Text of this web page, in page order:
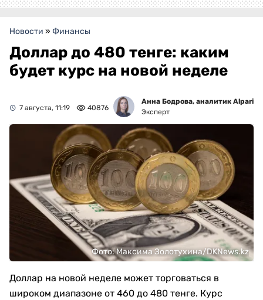
Новости » Финансы
Доллар до 480 тенге: каким
будет курс на новой неделе
7 августа, 11:19 40876
Анна Бодрова, аналитик Alpari
Эксперт
Фото: Максима Золотухина/DKNews.kz
Доллар на новой неделе может торговаться в
широком диапазоне от 460 до 480 тенге. Курс